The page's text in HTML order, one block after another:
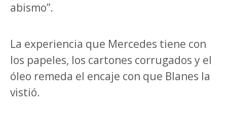
abismo”.
La experiencia que Mercedes tiene con
los papeles, los cartones corrugados y el
óleo remeda el encaje con que Blanes la
vistió.